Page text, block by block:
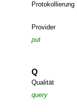
Protokollierung
Provider
put
Q
Qualität
query